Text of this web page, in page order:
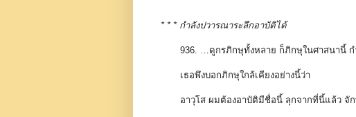
* * * กำลังปวารณาระลึกอาบัติได้
936. …ดูกรภิกษุทั้งหลาย ก็ภิกษุในศาสนานี้ ก
เธอพึงบอกภิกษุใกล้เคียงอย่างนี้ว่า
อาวุโส ผมต้องอาบัติมีชื่อนี้ ลุกจากที่นี้แล้ว จั